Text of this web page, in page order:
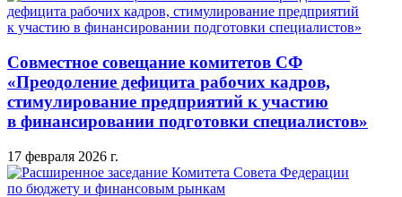
Совместное совещание комитетов СФ
«Преодоление дефицита рабочих кадров,
стимулирование предприятий к участию
в финансировании подготовки специалистов»
17 февраля 2026 г.